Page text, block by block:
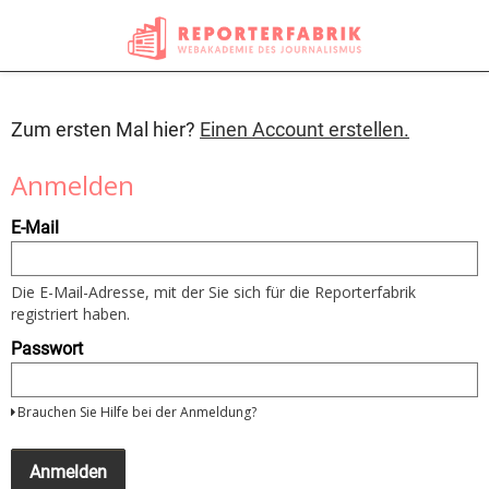
Zum ersten Mal hier? Einen Account erstellen.
Anmelden
Um
sich
nutzen
Sie
bitte
Ihre
E-
Mail
und
Ihr
Wenn
Sie
noch
E-Mail
Die E-Mail-Adresse, mit der Sie sich für die Reporterfabrik
registriert haben.
Passwort
Brauchen Sie Hilfe bei der Anmeldung?
Anmelden